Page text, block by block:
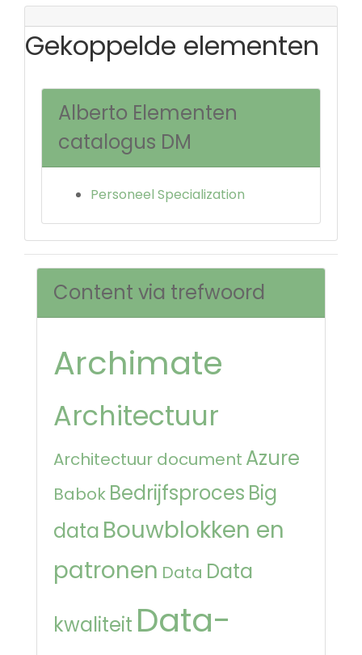
Gekoppelde elementen
Alberto Elementen
catalogus DM
Personeel Specialization
Content via trefwoord
Archimate
Architectuur
Architectuur document Azure
Babok Bedrijfsproces Big
data Bouwblokken en
patronen Data Data
kwaliteit Data-